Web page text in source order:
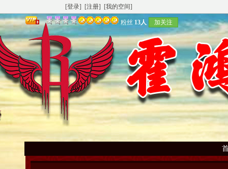
[登录] [注册] [我的空间]
粉丝 13人 加关注